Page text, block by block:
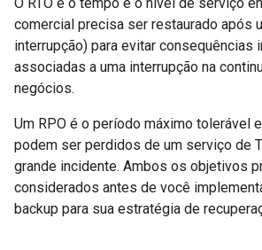
comercial precisa ser restaurado após
interrupção) para evitar consequências
associadas a uma interrupção na
negócios.
Um RPO é o período máximo tolerável
podem ser perdidos de um serviço de
grande incidente. Ambos os objetivos
considerados antes de você
backup para sua estratégia de